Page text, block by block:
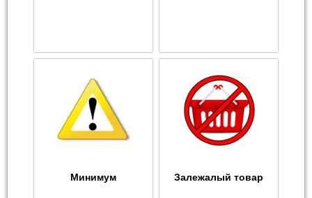
Минимум Залежалый товар